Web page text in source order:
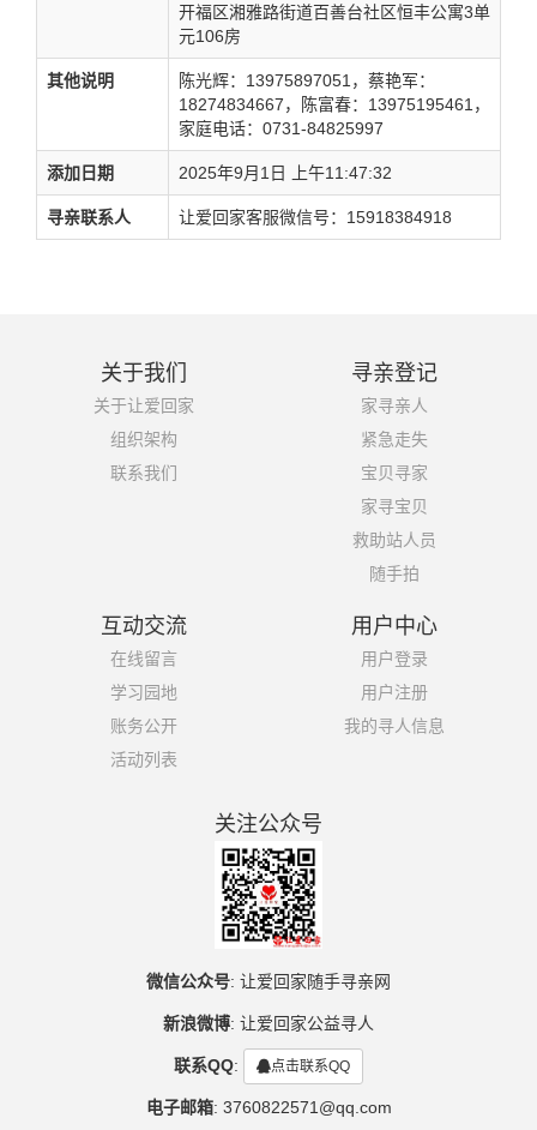
开福区湘雅路街道百善台社区恒丰公寓3单
元106房
其他说明
陈光辉：13975897051，蔡艳军：
18274834667，陈富春：13975195461，
家庭电话：0731-84825997
添加日期 2025年9月1日 上午11:47:32
寻亲联系人 让爱回家客服微信号：15918384918
关于我们
关于让爱回家
组织架构
联系我们
寻亲登记
家寻亲人
紧急走失
宝贝寻家
家寻宝贝
救助站人员
随手拍
互动交流
在线留言
学习园地
账务公开
活动列表
用户中心
用户登录
用户注册
我的寻人信息
关注公众号
微信公众号: 让爱回家随手寻亲网
新浪微博: 让爱回家公益寻人
联系QQ: 点击联系QQ
电子邮箱: 3760822571@qq.com